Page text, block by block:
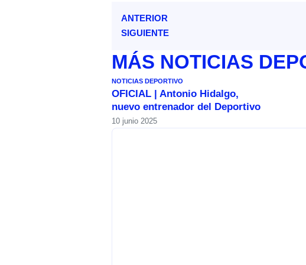
ANTERIOR
SIGUIENTE
MÁS NOTICIAS
NOTICIAS DEPORTIVO
OFICIAL | Antonio Hidalgo,
nuevo entrenador del Deportivo
10 junio 2025